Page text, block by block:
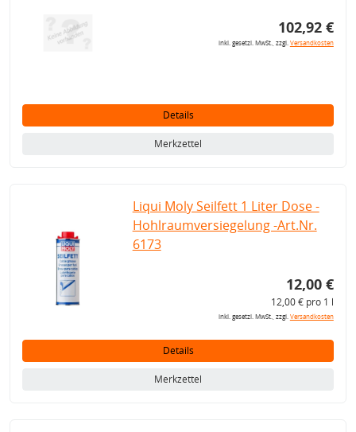
102,92 €
inkl. gesetzl. MwSt., zzgl.Versandkosten
Details
Merkzettel
Liqui Moly Seilfett 1 Liter Dose -
Hohlraumversiegelung -Art.Nr.
6173
12,00 €
12,00 € pro 1 l
inkl. gesetzl. MwSt., zzgl.Versandkosten
Details
Merkzettel